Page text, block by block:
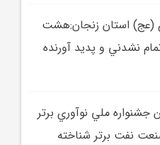
(عج) استان زنجان:هشت
نشدني و پديد آورنده
ملي نوآوري برتر
نفت برتر شناخته